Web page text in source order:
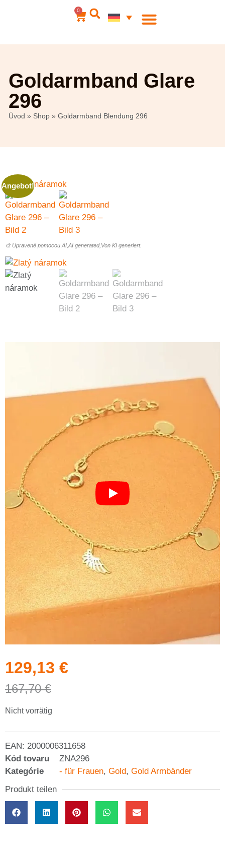
0
Goldarmband Glare
296
Úvod » Shop » Goldarmband Blendung 296
Angebot!
🎨 Upravené pomocou AI,AI generated,Von KI generiert.
167,70€
129,13 €
Nicht vorrätig
EAN: 2000006311658
Kód tovaru
ZNA296
Kategórie
- für Frauen, Gold, Gold Armbänder
Produkt teilen